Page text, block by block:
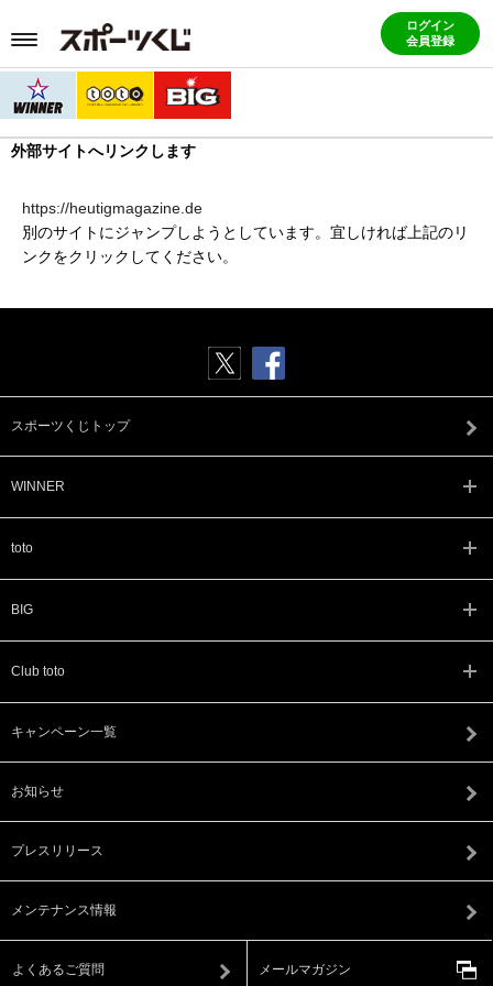
ログイン
会員登録
外部サイトへリンクします
https://heutigmagazine.de
別のサイトにジャンプしようとしています。宜しければ上記のリ
ンクをクリックしてください。
スポーツくじトップ
WINNER
toto
BIG
Club toto
キャンペーン一覧
お知らせ
プレスリリース
メンテナンス情報
よくあるご質問 メールマガジン